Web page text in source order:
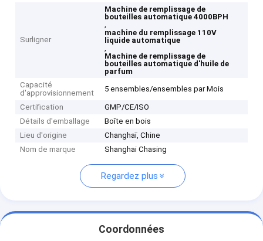
Surligner
Machine de remplissage de
bouteilles automatique 4000BPH
,
machine du remplissage 110V
liquide automatique
,
Machine de remplissage de
bouteilles automatique d'huile de
parfum
Capacité
d'approvisionnement
5 ensembles/ensembles par Mois
Certification
GMP/CE/ISO
Détails d'emballage
Boîte en bois
Lieu d'origine
Changhaï, Chine
Nom de marque
Shanghai Chasing
Regardez plus
Coordonnées